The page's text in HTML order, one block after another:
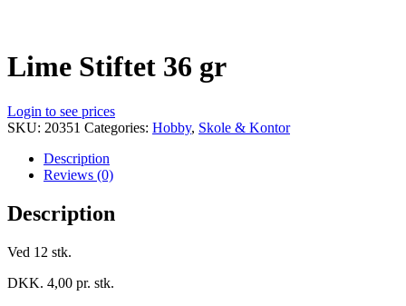
Lime Stiftet 36 gr
Login to see prices
SKU: 20351 Categories: Hobby, Skole & Kontor
Description
Reviews (0)
Description
Ved 12 stk.
DKK. 4,00 pr. stk.